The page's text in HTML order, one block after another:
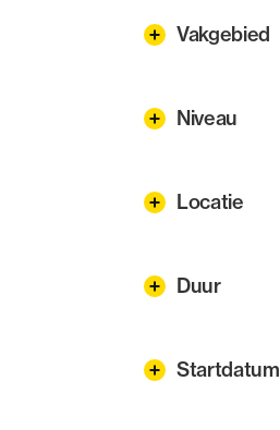
Vakgebied
Niveau
Locatie
Duur
Startdatum